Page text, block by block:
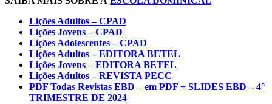
Lições Adultos – CPAD
Lições Jovens – CPAD
Lições Adolescentes – CPAD
Lições Adultos – EDITORA BETEL
Lições Jovens – EDITORA BETEL
Lições Adultos – REVISTA PECC
PDF Todas Revistas EBD – em PDF + SLIDES EBD – 4°
TRIMESTRE DE 2024